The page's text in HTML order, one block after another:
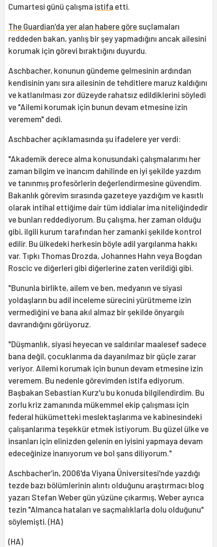
Cumartesi günü çalışma istifa etti.
The Guardian’da yer alan habere göre suçlamaları
reddeden bakan, yanlış bir şey yapmadığını ancak ailesini
korumak için görevi bıraktığını duyurdu.
Aschbacher, konunun gündeme gelmesinin ardından
kendisinin yanı sıra ailesinin de tehditlere maruz kaldığını
ve katlanılması zor düzeyde rahatsız edildiklerini söyledi
ve "Ailemi korumak için bunun devam etmesine izin
veremem" dedi.
Aschbacher açıklamasında şu ifadelere yer verdi:
"Akademik derece alma konusundaki çalışmalarımı her
zaman bilgim ve inancım dahilinde en iyi şekilde yazdım
ve tanınmış profesörlerin değerlendirmesine güvendim.
Bakanlık görevim sırasında gazeteye yazdığım ve kasıtlı
olarak intihal ettiğime dair tüm iddialar ima niteliğindedir
ve bunları reddediyorum. Bu çalışma, her zaman olduğu
gibi, ilgili kurum tarafından her zamanki şekilde kontrol
edilir. Bu ülkedeki herkesin böyle adil yargılanma hakkı
var. Tıpkı Thomas Drozda, Johannes Hahn veya Bogdan
Roscic ve diğerleri gibi diğerlerine zaten verildiği gibi.
"Bununla birlikte, ailem ve ben, medyanın ve siyasi
yoldaşların bu adil inceleme sürecini yürütmeme izin
vermediğini ve bana akıl almaz bir şekilde önyargılı
davrandığını görüyoruz.
"Düşmanlık, siyasi heyecan ve saldırılar maalesef sadece
bana değil, çocuklarıma da dayanılmaz bir güçle zarar
veriyor. Ailemi korumak için bunun devam etmesine izin
veremem. Bu nedenle görevimden istifa ediyorum.
Başbakan Sebastian Kurz'u bu konuda bilgilendirdim. Bu
zorlu kriz zamanında mükemmel ekip çalışması için
federal hükümetteki meslektaşlarıma ve kabinesindeki
çalışanlarıma teşekkür etmek istiyorum. Bu güzel ülke ve
insanları için elinizden gelenin en iyisini yapmaya devam
edeceğinize inanıyorum ve bol şans diliyorum."
Aschbacher‘in, 2006'da Viyana Üniversitesi'nde yazdığı
tezde bazı bölümlerinin alıntı olduğunu araştırmacı blog
yazarı Stefan Weber gün yüzüne çıkarmış, Weber ayrıca
tezin "Almanca hataları ve saçmalıklarla dolu olduğunu"
söylemişti. (HA)
(HA)